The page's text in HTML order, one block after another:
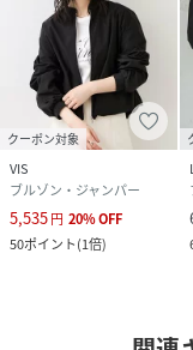
クーポン対象
VIS
ブルゾン・ジャンパー
5,535円 20%OFF
50ポイント(1倍)